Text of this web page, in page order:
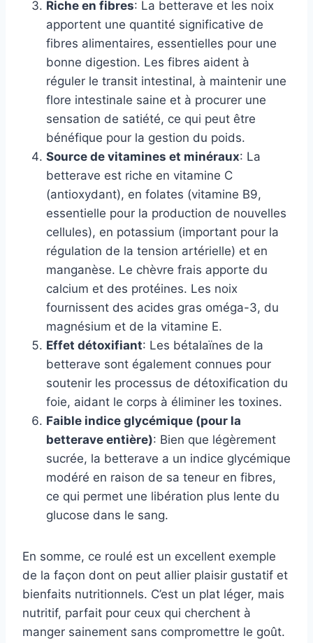
Riche en fibres: La betterave et les noix
apportent une quantité significative de
fibres alimentaires, essentielles pour une
bonne digestion. Les fibres aident à
réguler le transit intestinal, à maintenir une
flore intestinale saine et à procurer une
sensation de satiété, ce qui peut être
bénéfique pour la gestion du poids.
Source de vitamines et minéraux: La
betterave est riche en vitamine C
(antioxydant), en folates (vitamine B9,
essentielle pour la production de nouvelles
cellules), en potassium (important pour la
régulation de la tension artérielle) et en
manganèse. Le chèvre frais apporte du
calcium et des protéines. Les noix
fournissent des acides gras oméga-3, du
magnésium et de la vitamine E.
Effet détoxifiant: Les bétalaïnes de la
betterave sont également connues pour
soutenir les processus de détoxification du
foie, aidant le corps à éliminer les toxines.
Faible indice glycémique (pour la
betterave entière): Bien que légèrement
sucrée, la betterave a un indice glycémique
modéré en raison de sa teneur en fibres,
ce qui permet une libération plus lente du
glucose dans le sang.
En somme, ce roulé est un excellent exemple
de la façon dont on peut allier plaisir gustatif et
bienfaits nutritionnels. C’est un plat léger, mais
nutritif, parfait pour ceux qui cherchent à
manger sainement sans compromettre le goût.